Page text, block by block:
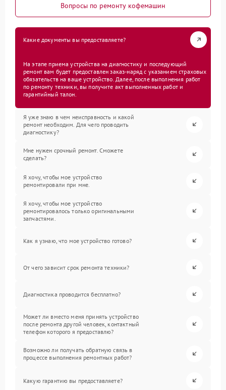
Вопросы по ремонту кофемашин
Какие документы вы предоставляете?
На этапе приема устройства на диагностику и последующий
ремонт вам будет предоставлен заказ-наряд с указанием страховых
обязательств на ваше устройство. Далее, после выполнения работ
по ремонту техники, вы получите акт выполненных работ и
гарантийный талон.
Я уже знаю в чем неисправность и какой
ремонт необходим. Для чего проводить
диагностику?
Мне нужен срочный ремонт. Сможете
сделать?
Я хочу, чтобы мое устройство
ремонтировали при мне.
Я хочу, чтобы мое устройство
ремонтировалось только оригинальными
запчастями.
Как я узнаю, что мое устройство готово?
От чего зависит срок ремонта техники?
Диагностика проводится бесплатно?
Может ли вместо меня принять устройство
после ремонта другой человек, контактный
телефон которого я предоставлю?
Возможно ли получать обратную связь в
процессе выполнения ремонтных работ?
Какую гарантию вы предоставляете?